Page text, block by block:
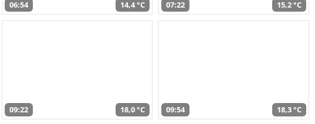
06:54 14,4 °C 07:22 15,2 °C
09:22 18,0 °C 09:54 18,3 °C